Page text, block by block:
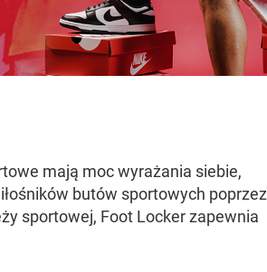
mają moc wyrażania siebie,
butów sportowych poprzez
sportowej, Foot Locker zapewnia